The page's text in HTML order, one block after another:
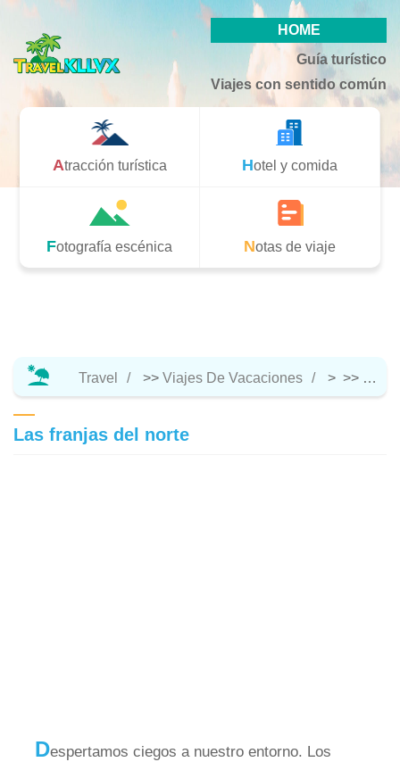
HOME
Guía turístico
Viajes con sentido común
Atracción turística Hotel y comida
Fotografía escénica Notas de viaje
Travel >> Viajes De Vacaciones > >>
Las franjas del norte
Despertamos ciegos a nuestro entorno. Los